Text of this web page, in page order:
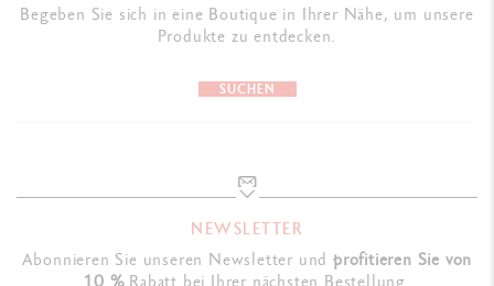
Begeben Sie sich in eine Boutique in Ihrer Nähe, um unsere
Produkte zu entdecken.
SUCHEN
NEWSLETTER
Abonnieren Sie unseren Newsletter undprofitieren Sie von
10 %Rabatt bei Ihrer nächsten Bestellung.